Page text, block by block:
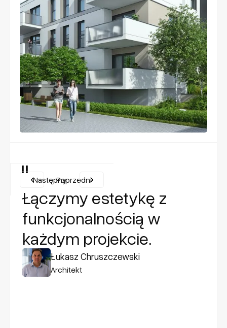
"
Łączymy estetykę z
funkcjonalnością w
każdym projekcie.
Łukasz Chruszczewski
Architekt
Poprzedni
Następny